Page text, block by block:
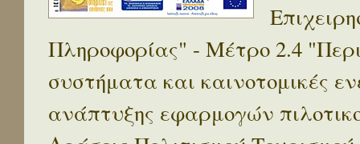
Πληροφορίας" - Μέτρο 2.4
συστήματα και καινοτομικές
ανάπτυξης εφαρμογών